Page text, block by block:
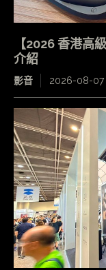
【2026 香港
介紹
影音 2026-08-07